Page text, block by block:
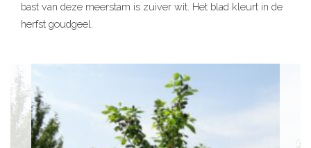
bast van deze meerstam is zuiver wit. Het blad kleurt in de
herfst goudgeel.